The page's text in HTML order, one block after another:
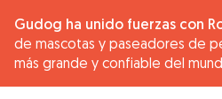
Gudog ha unido fuerzas con
de mascotas y paseadores de
más grande y confiable del